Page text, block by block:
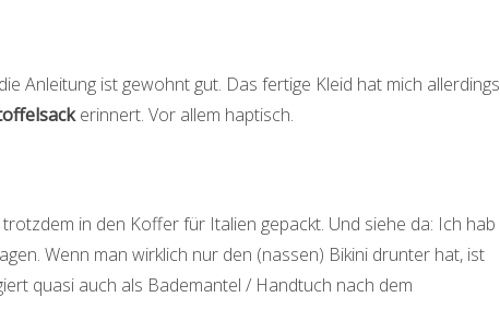
Anleitung ist gewohnt gut. Das fertige Kleid hat mich allerdings
erinnert. Vor allem haptisch.
in den Koffer für Italien gepackt. Und siehe da: Ich hab
Wenn man wirklich nur den (nassen) Bikini drunter hat, ist
quasi auch als Bademantel / Handtuch nach dem